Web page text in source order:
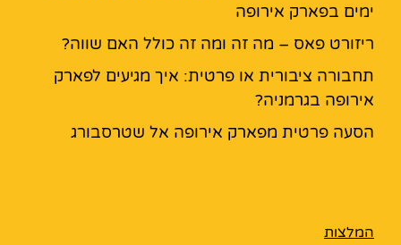
ימים בפארק אירופה
ריזורט פאס – מה זה ומה זה כולל האם שווה?
תחבורה ציבורית או פרטית: איך מגיעים לפארק
אירופה בגרמניה?
הסעה פרטית מפארק אירופה אל שטרסבורג
המלצות